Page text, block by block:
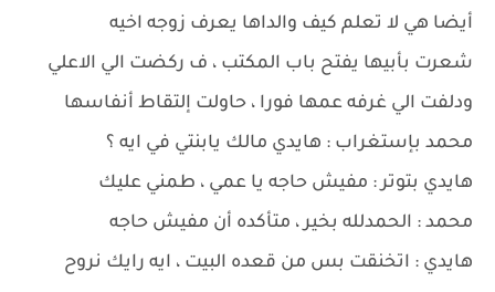
أيضا هي لا تعلم كيف والداها يعرف زوجه اخيه
شعرت بأبيها يفتح باب المكتب ، ف ركضت الي الاعلي
ودلفت الي غرفه عمها فورا ، حاولت إلتقاط أنفاسها
محمد بإستغراب : هايدي مالك يابنتي في ايه ؟
هايدي بتوتر : مفيش حاجه يا عمي ، طمني عليك
محمد : الحمدلله بخير ، متأكده أن مفيش حاجه
هايدي : اتخنقت بس من قعده البيت ، ايه رايك نروح